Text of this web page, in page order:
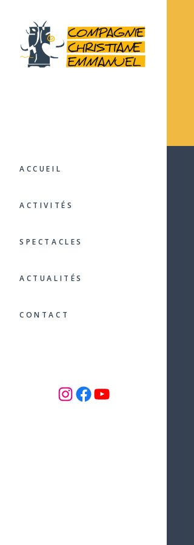
ACCUEIL
ACTIVITÉS
SPECTACLES
ACTUALITÉS
CONTACT
INSTAGRAM
Facebook
YouTube